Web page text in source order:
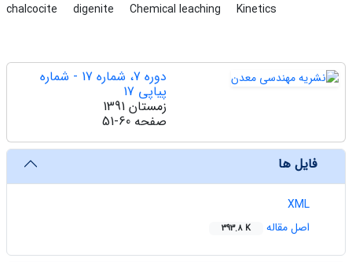
chalcocite digenite Chemical leaching Kinetics
دوره 7، شماره 17 - شماره
پیاپی 17
زمستان 1391
صفحه 51-60
فایل ها
XML
اصل مقاله
393.8 K